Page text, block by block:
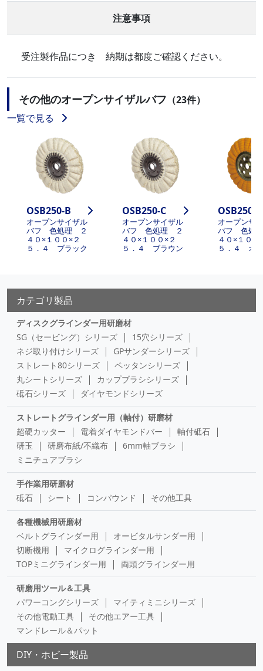
注意事項
受注製作品につき 納期は都度ご確認ください。
その他のオープンサイザルバフ （23件）
一覧で見る
OSB250-B
オープンサイザル
バフ 色処理 ２
４０×１００×２
５．４ ブラック
OSB250-C
オープンサイザル
バフ 色処理 ２
４０×１００×２
５．４ ブラウン
OSB250-J
オープンサ
バフ 色処
４０×１００
５．４ オ
カテゴリ製品
ディスクグラインダー用研磨材
SG（セービング）シリーズ
15穴シリーズ
ネジ取り付けシリーズ
GPサンダーシリーズ
ストレート80シリーズ
ペッタンシリーズ
丸シートシリーズ
カップブラシシリーズ
砥石シリーズ
ダイヤモンドシリーズ
ストレートグラインダー用（軸付）研磨材
超硬カッター
電着ダイヤモンドバー
軸付砥石
研玉
研磨布紙/不織布
6mm軸ブラシ
ミニチュアブラシ
手作業用研磨材
砥石
シート コンパウンド その他工具
各種機械用研磨材
ベルトグラインダー用
オービタルサンダー用
切断機用
マイクログラインダー用
TOPミニグラインダー用
両頭グラインダー用
研磨用ツール＆工具
パワーコングシリーズ
マイティミニシリーズ
その他電動工具
その他エアー工具
マンドレール＆パット
DIY・ホビー製品